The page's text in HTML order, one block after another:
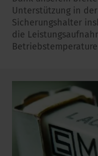
Unterstützung in
Sicherungshalter
die